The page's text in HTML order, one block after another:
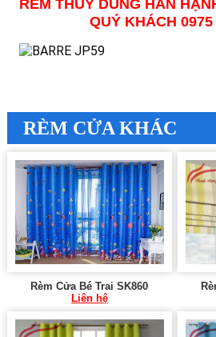
RÈM THÙY DUNG HÂN
QUÝ KHÁCH
RÈM CỬA KHÁC
Rèm Cửa Bé Trai SK860
Liên hệ